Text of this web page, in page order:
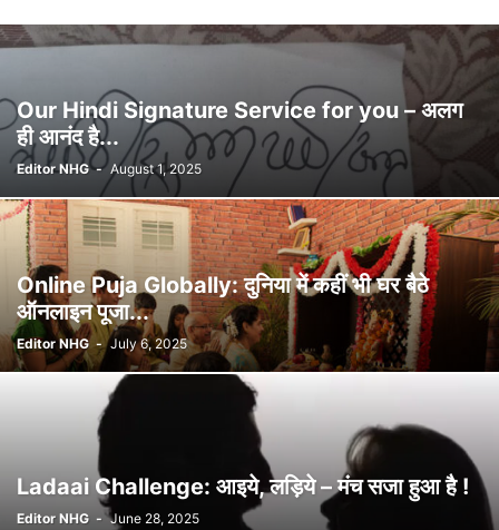
Our Hindi Signature Service for you – अलग
ही आनंद है...
Editor NHG - August 1, 2025
Online Puja Globally: दुनिया में कहीं भी घर बैठे
ऑनलाइन पूजा...
Editor NHG - July 6, 2025
Ladaai Challenge: आइये, लड़िये – मंच सजा हुआ है !
Editor NHG - June 28, 2025